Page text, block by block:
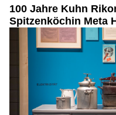
100 Jahre Kuhn
Spitzenköchin Meta